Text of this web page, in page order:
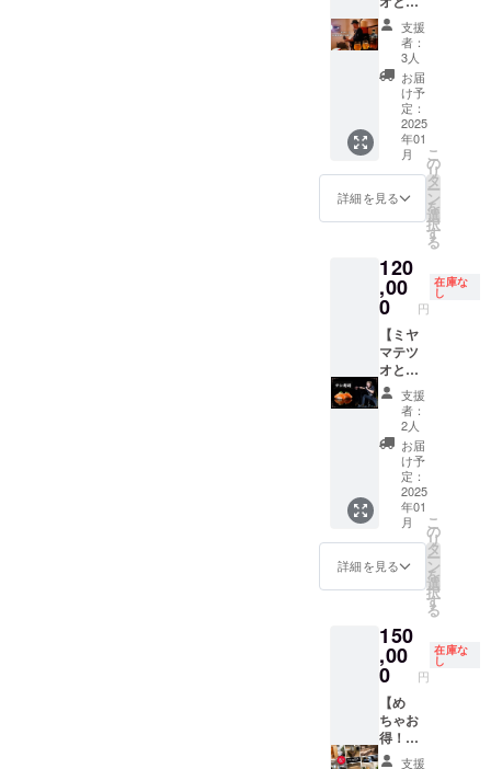
ナハウ
ス今帰
仁』に
みんな
で泊
まっ
て、
『今帰
仁そ
ば』に
で行っ
てみま
サウナ
ハウス
公式イ
グラム☟
https://
www.in
stagra
m.com/
saunah
ouse_n
akijin ※
最大６
名まで
宿泊可
能で
日程は
要相談
※有効期
年1月〜
2026年
2月末 ※
許可
北保第
R5-88
号
利用の
場合］
通常
55,000
円(今帰
仁そば
食事代
含む)
→45,00
0円とな
り18％
オ
得とな
りま
す。
『サウ
ナハウ
ス今帰
仁』に
みんな
で泊
まっ
て、
『今帰
仁そ
ば』に
みんな
で行っ
てみま
せん
公式イ
ンスタ
グラム☟
https://
www.in
stagra
m.com/
saunah
『サウ
ナハウ
ス今帰
仁』に
宿泊で
きる権
利で
す。 特
典）宿
泊者全
員に、
なメ
ニュー
を１品
ご自由
に召し
上がっ
ていた
だけま
す。
［例え
ば週末
に5名で
２泊3日
ご利用
の場
合］ 通
常
55,000
含む)
→50,00
0円とな
り約
10％オ
フ！！
週末利
用がお
シ飲
み】 美
味しい
料理と
お酒を
堪能し
なが
ら、い
ろんな
お話を
しま
しょ
う。 相
談、な
んでも
オッ
ケー！
※飲食費
込み ※1
月中は
関西エ
リア、2
月以降
は沖縄
エリア
で実施
予定 ※
有効期
限2025
年1月〜
2027年
2月末日
まで ※
での旅
費交通
費はご
自身に
てご負
担くだ
さいま
せ ※日
支援
者：
3人
お届
け予
定：
2025
年01
月
詳細を見る
こ
の
リ
タ
ー
ン
を
選
択
す
る
120
,00
0 円
在庫な
し
【ミヤ
マテツ
オとサ
シ寿
司】 美
味しい
お寿司
とお酒
を堪能
しなが
ら、色
んなお
話をし
ましょ
う。 相
談、雑
んでも
オッ
ケー！
※飲食費
込み ※1
月中は
関西エ
リア、2
支援
者：
2人
お届
け予
定：
2025
年01
月
詳細を見る
こ
の
リ
タ
ー
ン
を
選
択
す
る
150
,00
0 円
在庫な
し
【め
ちゃお
得！！
730HO
支援